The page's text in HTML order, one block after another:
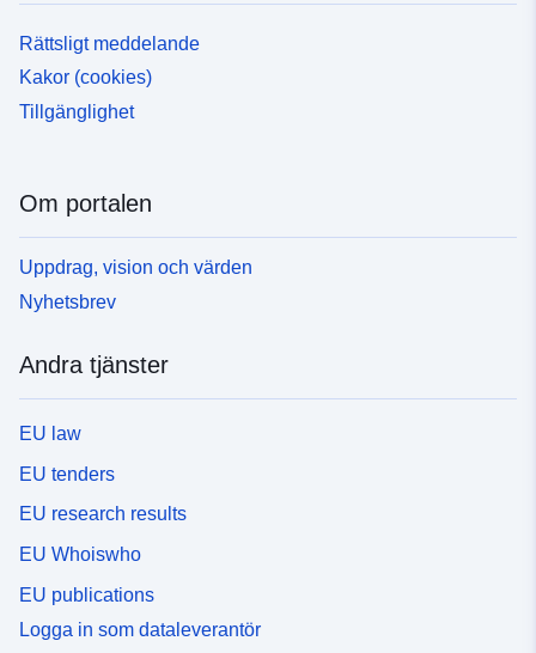
Rättsligt meddelande
Kakor (cookies)
Tillgänglighet
Om portalen
Uppdrag, vision och värden
Nyhetsbrev
Andra tjänster
EU law
EU tenders
EU research results
EU Whoiswho
EU publications
Logga in som dataleverantör